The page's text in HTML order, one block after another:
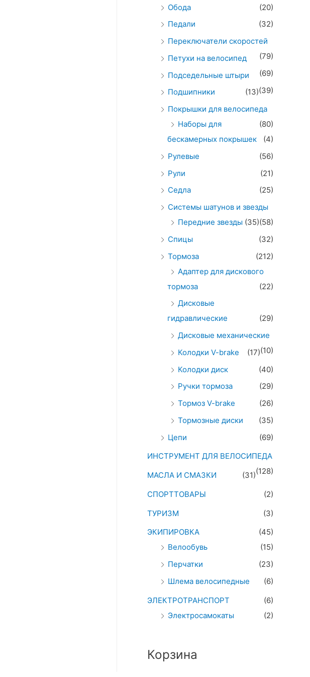
Обода
(20)
Педали
(32)
Переключатели скоростей
(79)
Петухи на велосипед
(69)
Подседельные штыри
(39)
Подшипники
(13)
Покрышки для велосипеда
(80)
Наборы для
бескамерных покрышек
(4)
Рулевые
(56)
Рули
(21)
Седла
(25)
Системы шатунов и звезды
(58)
Передние звезды (35)
Спицы
(32)
Тормоза
(212)
Адаптер для дискового
тормоза
(22)
Дисковые
гидравлические
(29)
Дисковые механические
(10)
Колодки V-brake
(17)
Колодки диск
(40)
Ручки тормоза
(29)
Тормоз V-brake
(26)
Тормозные диски
(35)
Цепи
(69)
ИНСТРУМЕНТ ДЛЯ ВЕЛОСИПЕДА
(128)
МАСЛА И СМАЗКИ
(31)
СПОРТТОВАРЫ
(2)
ТУРИЗМ
(3)
ЭКИПИРОВКА
(45)
Велообувь
(15)
Перчатки
(23)
Шлема велосипедные
(6)
ЭЛЕКТРОТРАНСПОРТ
(6)
Электросамокаты
(2)
Корзина